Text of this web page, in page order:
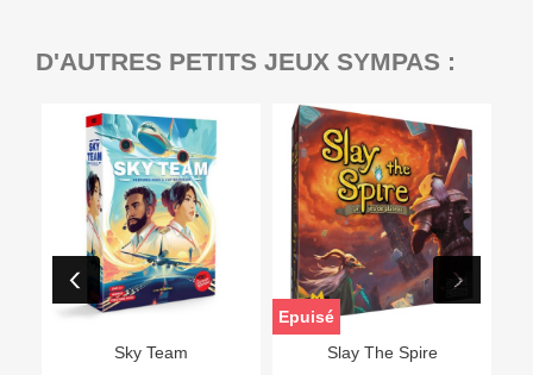
D'AUTRES PETITS JEUX SYMPAS :
Sky Team Slay The Spire
Epuisé